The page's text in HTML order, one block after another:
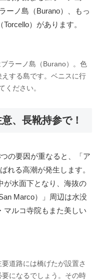
ーノ島（Burano）、もっ
）があります。
ラーノ島（Burano）。色
する島です。ベニスに行
ください。
、長靴持参で！
の要因が重なると、「ア
れる高潮が発生します。
が水面下となり、海抜の
Marco）」周辺は水没
マルコ寺院もまた美しい
道路には橋げたが設置さ
になるでしょう。その時